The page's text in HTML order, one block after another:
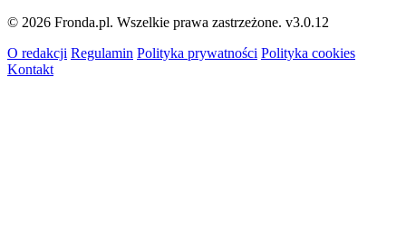
© 2026 Fronda.pl. Wszelkie prawa zastrzeżone. v3.0.12
O redakcji Regulamin Polityka prywatności Polityka cookies
Kontakt